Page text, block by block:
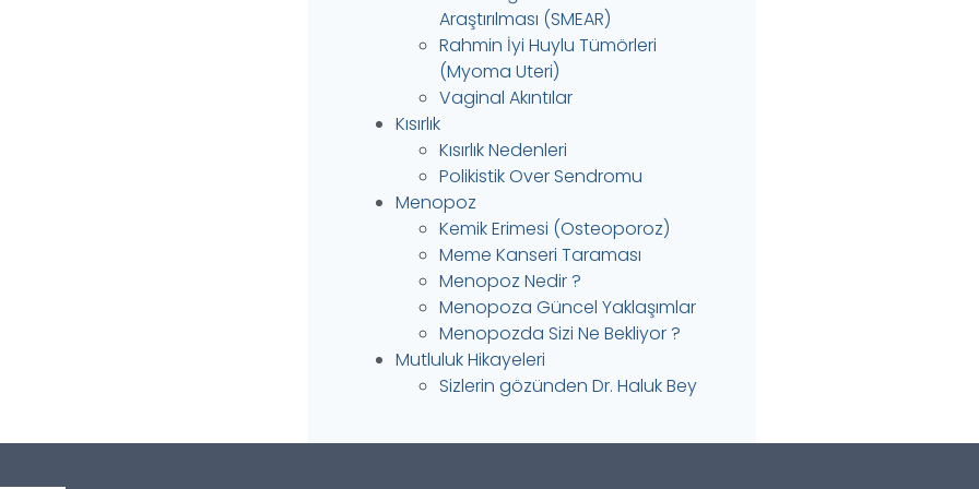
Araştırılması (SMEAR)
Rahmin İyi Huylu Tümörleri
(Myoma Uteri)
Vaginal Akıntılar
Kısırlık
Kısırlık Nedenleri
Polikistik Over Sendromu
Menopoz
Kemik Erimesi (Osteoporoz)
Meme Kanseri Taraması
Menopoz Nedir ?
Menopoza Güncel Yaklaşımlar
Menopozda Sizi Ne Bekliyor ?
Mutluluk Hikayeleri
Sizlerin gözünden Dr. Haluk Bey